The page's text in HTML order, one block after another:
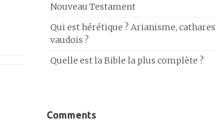
Nouveau Testament
Qui est hérétique ? Arianisme, cathares,
vaudois ?
Quelle est la Bible la plus complète ?
Comments